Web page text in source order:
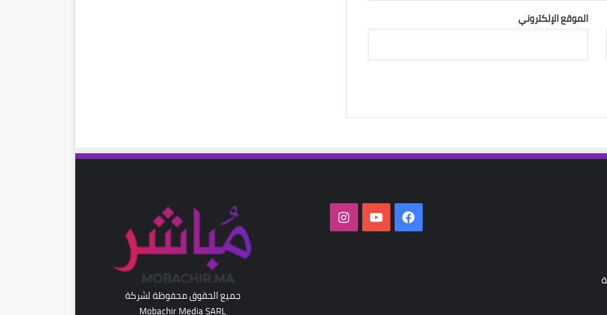
الموقع الإلكتروني
فيسبوك‫YouTubeانستقرام
جميع الحقوق محفوظة لشركة
Mobachir Media SARL